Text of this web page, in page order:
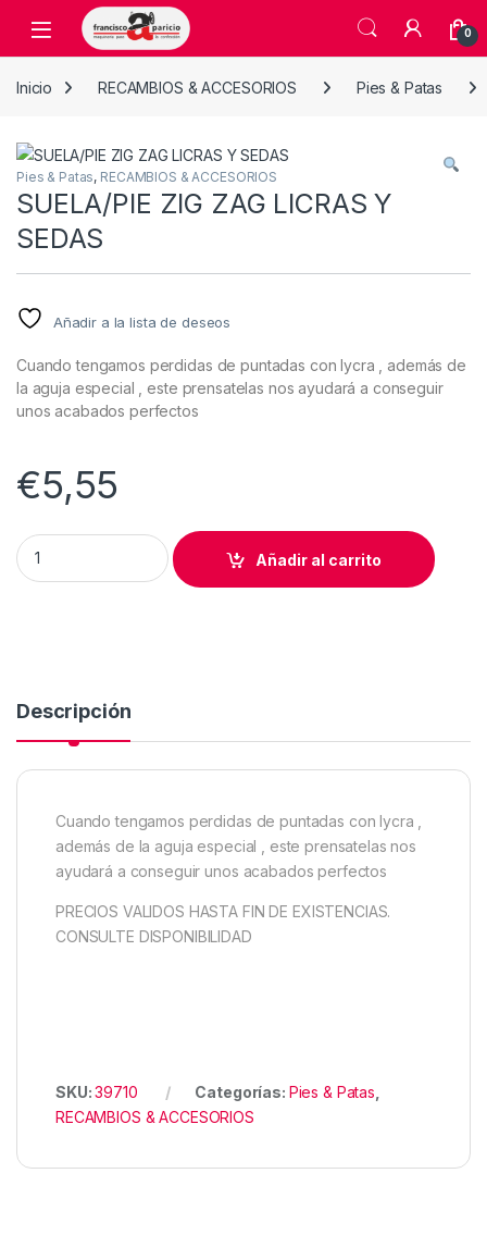
Skip to navigation
Skip to content
Open 0
Inicio RECAMBIOS & ACCESORIOS Pies & Patas
Pies & Patas, RECAMBIOS & ACCESORIOS
SUELA/PIE ZIG ZAG LICRAS Y
SEDAS
Añadir a la lista de deseos
Cuando tengamos perdidas de puntadas con lycra , además de
la aguja especial , este prensatelas nos ayudará a conseguir
unos acabados perfectos
€5,55
SUELA/PIE ZIG ZAG LICRAS Y SEDAS quantity
Añadir al carrito
Descripción
Cuando tengamos perdidas de puntadas con lycra ,
además de la aguja especial , este prensatelas nos
ayudará a conseguir unos acabados perfectos
PRECIOS VALIDOS HASTA FIN DE EXISTENCIAS.
CONSULTE DISPONIBILIDAD
SKU:39710 Categorías: Pies & Patas
RECAMBIOS & ACCESORIOS